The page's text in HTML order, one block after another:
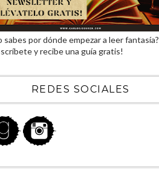
sabes por dónde empezar a leer fantasía?
y recibe una guía gratis!
REDES SOCIALES